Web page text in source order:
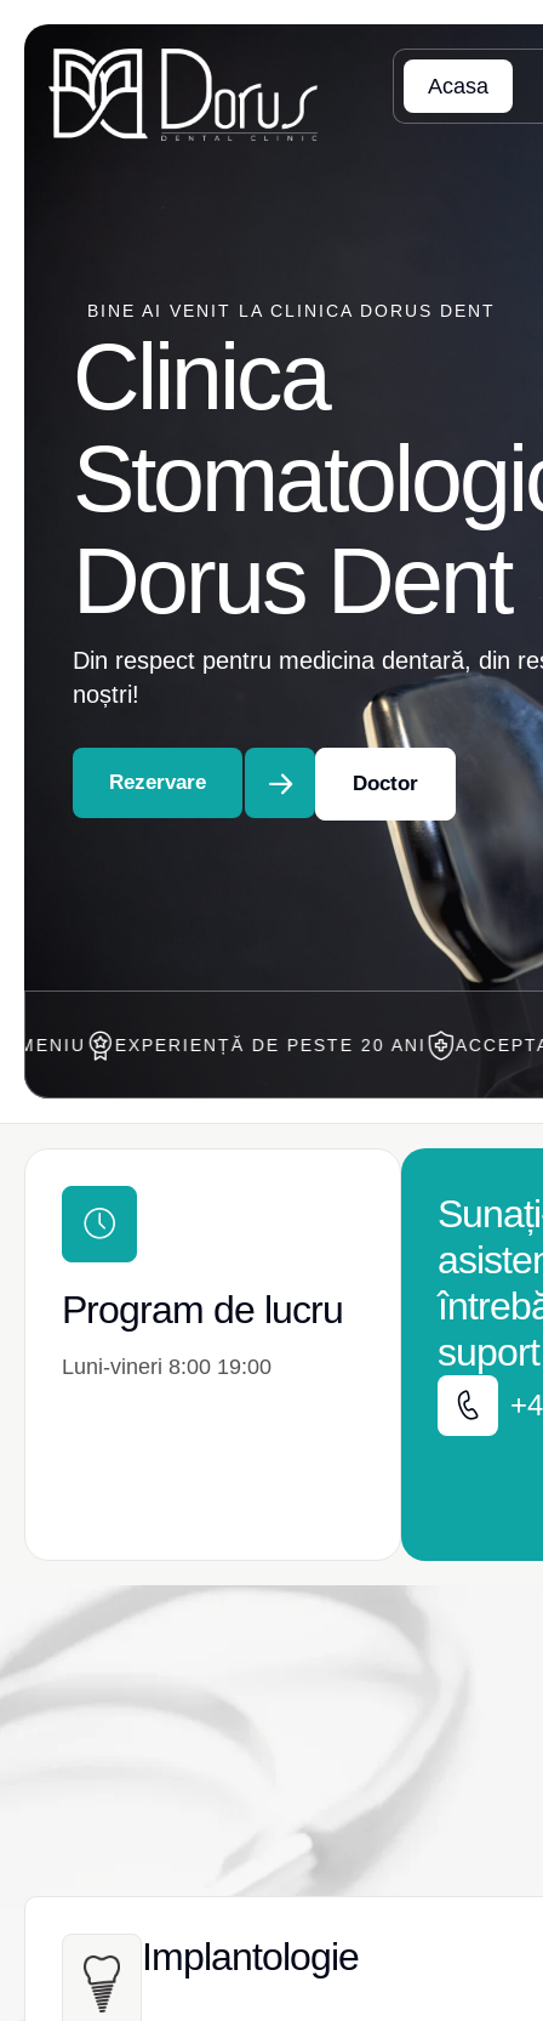
Acasa
BINE AI VENIT LA CLINICA DORUS DENT
Clinica
Dorus Dent
Din respect pentru medicina dentară, din
noștri!
Rezervare Doctor
DE PESTE 20 ANI ACCEPTAM
Program de lucru
Luni-vineri 8:00 19:00
Implantologie
Implantologie